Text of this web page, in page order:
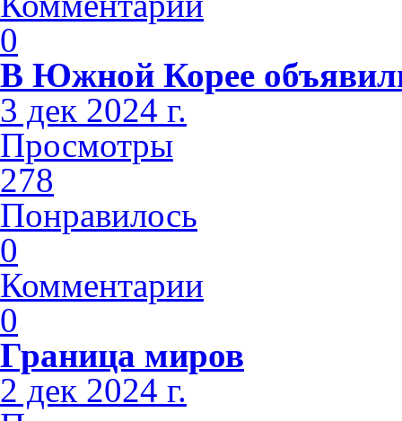
0
В Южной Корее
3 дек 2024 г.
Просмотры
278
Понравилось
0
Комментарии
0
Граница миров
2 дек 2024 г.